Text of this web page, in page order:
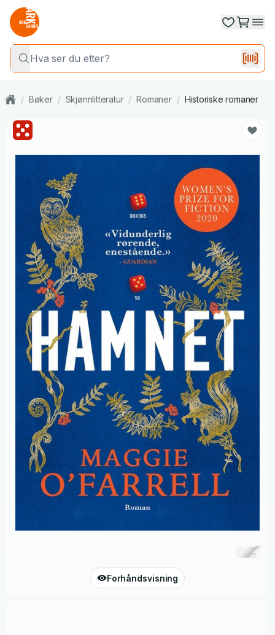
/ Bøker / Skjønnlitteratur / Romaner / Historiske romaner
Forhåndsvisning